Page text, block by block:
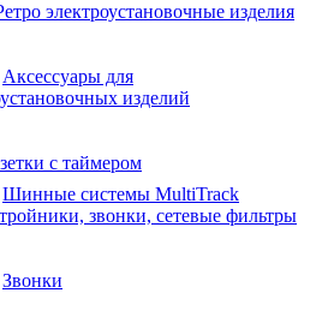
электроустановочные изделия
Аксессуары для
изделий
с таймером
Шинные системы MultiTrack
звонки, сетевые фильтры
Звонки